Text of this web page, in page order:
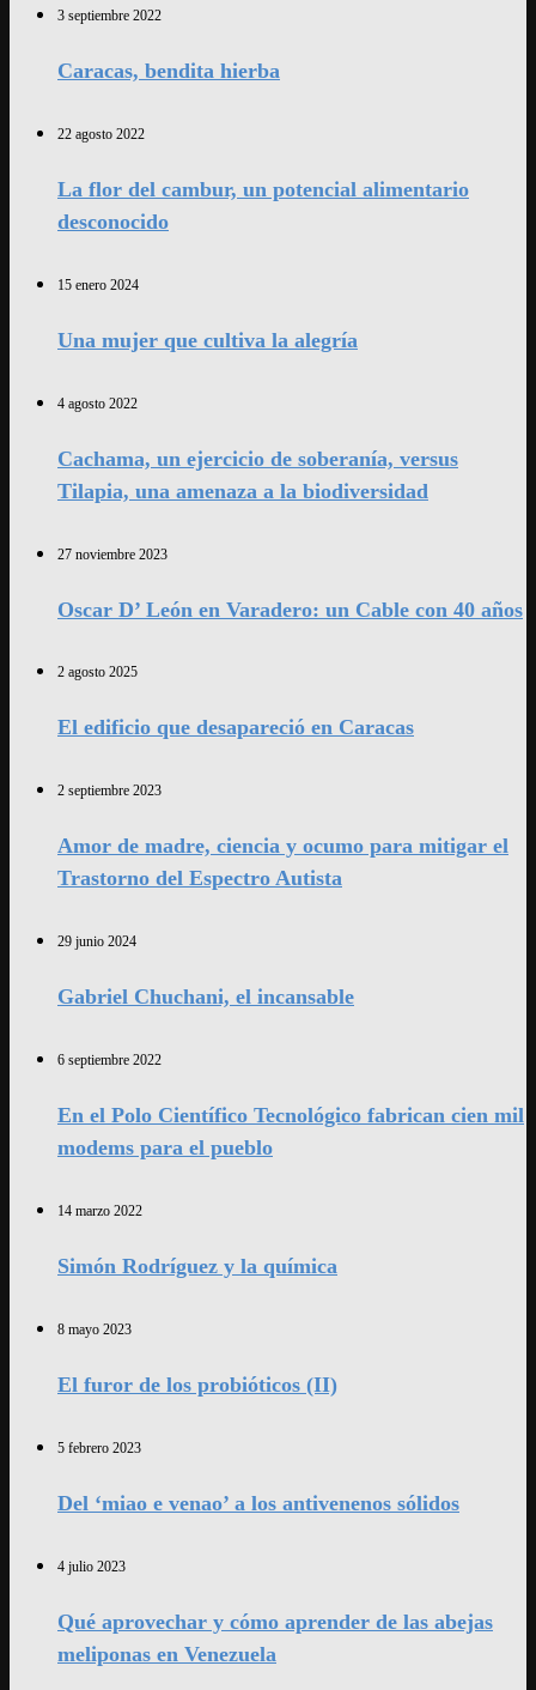
3 septiembre 2022
Caracas, bendita hierba
22 agosto 2022
La flor del cambur, un potencial alimentario
desconocido
15 enero 2024
Una mujer que cultiva la alegría
4 agosto 2022
Cachama, un ejercicio de soberanía, versus
Tilapia, una amenaza a la biodiversidad
27 noviembre 2023
Oscar D’ León en Varadero: un Cable con 40 años
2 agosto 2025
El edificio que desapareció en Caracas
2 septiembre 2023
Amor de madre, ciencia y ocumo para mitigar el
Trastorno del Espectro Autista
29 junio 2024
Gabriel Chuchani, el incansable
6 septiembre 2022
En el Polo Científico Tecnológico fabrican cien mil
modems para el pueblo
14 marzo 2022
Simón Rodríguez y la química
8 mayo 2023
El furor de los probióticos (II)
5 febrero 2023
Del ‘miao e venao’ a los antivenenos sólidos
4 julio 2023
Qué aprovechar y cómo aprender de las abejas
meliponas en Venezuela